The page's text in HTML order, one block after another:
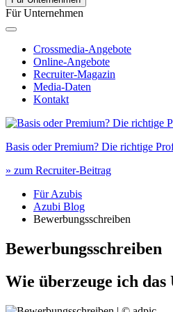
Für Unternehmen
Crossmedia-Angebote
Online-Angebote
Recruiter-Magazin
Media-Daten
Kontakt
Basis oder Premium? Die richtige
» zum Recruiter-Beitrag
Für Azubis
Azubi Blog
Bewerbungsschreiben
Bewerbungsschreiben
Wie überzeuge ich